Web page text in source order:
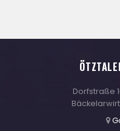
Dorfstraße